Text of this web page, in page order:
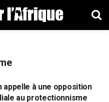
appelle à une opposition
au protectionnisme